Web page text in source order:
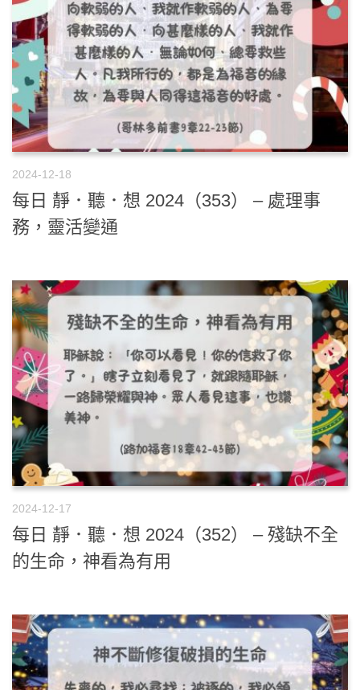
2024-12-18
每日 靜．聽．想 2024（353） – 處理事
務，靈活變通
2024-12-17
每日 靜．聽．想 2024（352） – 殘缺不全
的生命，神看為有用